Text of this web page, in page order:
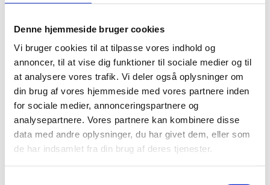
Denne hjemmeside bruger cookies
Vi bruger cookies til at tilpasse vores indhold og
annoncer, til at vise dig funktioner til sociale medier og til
at analysere vores trafik. Vi deler også oplysninger om
din brug af vores hjemmeside med vores partnere inden
for sociale medier, annonceringspartnere og
analysepartnere. Vores partnere kan kombinere disse
data med andre oplysninger, du har givet dem, eller som
de har indsamlet fra din brug af deres tjenester.
Behandling af data og personoplysninger
Klagevejledning
Hjælp til administration
Har du spørgsmål til afrapportering eller bilag,
Bevillingsenheden Svendborg